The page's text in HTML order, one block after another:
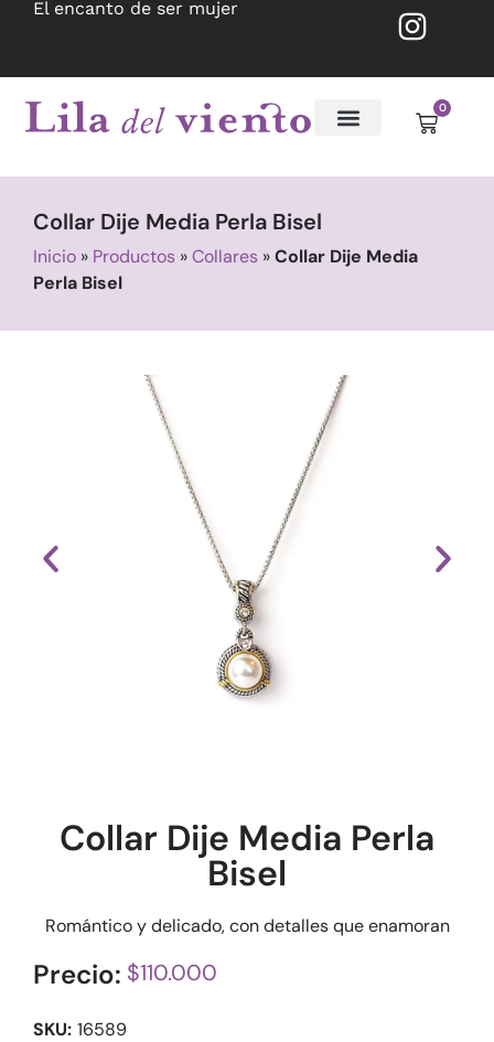
El encanto de ser mujer
0
Collar Dije Media Perla Bisel
Inicio » Productos »Collares »Collar Dije Media
Perla Bisel
Collar Dije Media Perla
Bisel
Romántico y delicado, con detalles que enamoran
Precio: $110.000
SKU: 16589